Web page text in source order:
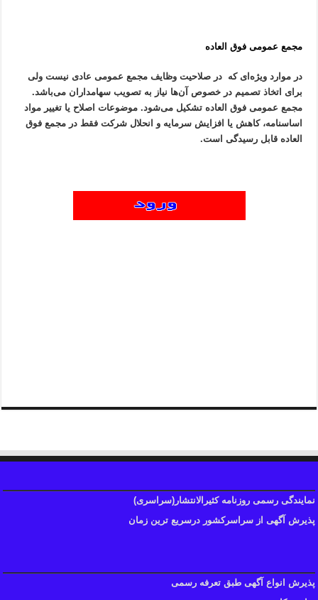
مجمع عمومی فوق العاده
در موارد ویژه‌ای که در صلاحیت وظایف مجمع عمومی عادی نیست ولی
برای اتخاذ تصمیم در خصوص آن‌ها نیاز به تصویب سهامداران می‌باشد.
مجمع عمومی فوق العاده تشکیل می‌شود. موضوعات اصلاح یا تغییر مواد
اساسنامه، کاهش یا افزایش سرمایه و انحلال شرکت فقط در مجمع فوق
العاده قابل رسیدگی است.
نمایندگی رسمی روزنامه کثیرالانتشار(سراسری)
پذیرش آگهی از سراسرکشور درسریع ترین زمان
پذیرش انواع آگهی طبق تعرفه رسمی